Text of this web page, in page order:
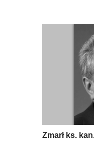
Zmarł ks.